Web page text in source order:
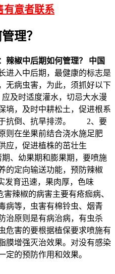
有意者联系
理？
辣椒中后期如何管理？
中国
进入中后期，最健康的标志是
无病虫害，为此，须抓好以下
时适度灌水，切忌大水漫
墒，及时中耕松土，促进根系
于抗倒、抗旱排涝。 2、要
则在坐果前结合浇水施足肥
应，促进植株的茁壮生
幼果期和膨果期，要喷施
的定向输送功能，预防辣椒
发育迅速，果肉厚，色味
椒的病害主要有疮痂病、
病等，虫害有棉铃虫、烟青
治原则是有病治病，有虫杀
危害的要根据植保要求喷施有
膜增强灭治效果。对没有感染
定的预防作用和效果。